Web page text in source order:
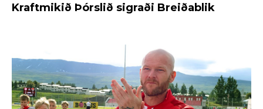
Kraftmikið Þórslið sigraði Breiðablik